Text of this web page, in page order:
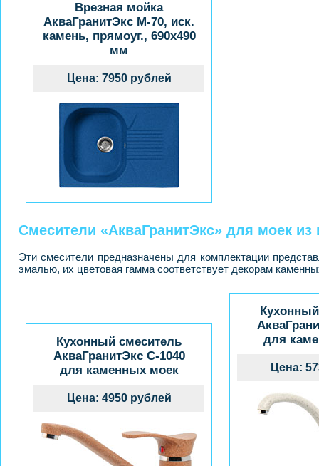
Врезная мойка
АкваГранитЭкс M-70, иск.
камень, прямоуг., 690x490
мм
Цена: 7950 рублей
Смесители «АкваГранитЭкс» для моек из
Эти смесители предназначены для комплектации
эмалью, их цветовая гамма соответствует декорам
Кухонный смеситель
АкваГранитЭкс C-1040
для каменных моек
Цена: 4950 рублей
для
Цена: